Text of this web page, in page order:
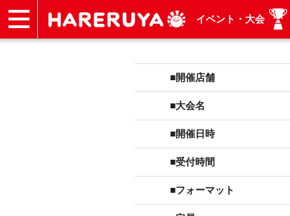
イベント・大会
■開催店舗
■大会名
■開催日時
■受付時間
■フォーマット